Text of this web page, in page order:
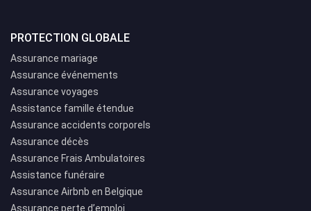
PROTECTION GLOBALE
Assurance mariage
Assurance événements
Assurance voyages
Assistance famille étendue
Assurance accidents corporels
Assurance décès
Assurance Frais Ambulatoires
Assistance funéraire
Assurance Airbnb en Belgique
Assurance perte d’emploi